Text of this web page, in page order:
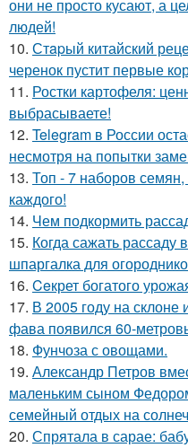
они не просто кусают, а
людей!
10. Стapый китайский
черенок пустит первые
11. Ростки картофеля:
выбрасываете!
12. Telegram в России
несмотря на попытки
13. Топ - 7 наборов
каждого!
14. Чем подкормить
15. Когда сажать рассаду
шпаргалка для
16. Ceкрет богатого
17. В 2005 году на склоне
фава появился 60-
18. Фунчоза с овощами.
19. Александр Петров
маленьким сыном
семейный отдых на
20. Спрятала в сарае: